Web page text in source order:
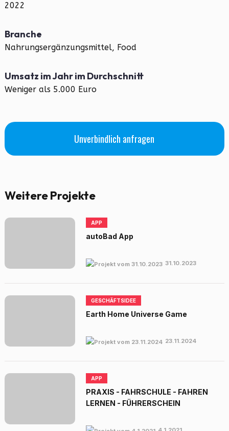
2022
Branche
Nahrungsergänzungsmittel, Food
Umsatz im Jahr im Durchschnitt
Weniger als 5.000 Euro
Unverbindlich anfragen
Weitere Projekte
APP
autoBad App
31.10.2023
GESCHÄFTSIDEE
Earth Home Universe Game
23.11.2024
APP
PRAXIS - FAHRSCHULE - FAHREN
LERNEN - FÜHRERSCHEIN